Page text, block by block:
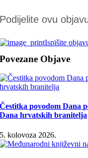
Podijelite ovu
Ispišite
Povezane Objave
Čestitka povodom Dana
Dana hrvatskih branitelja
5. kolovoza 2026.